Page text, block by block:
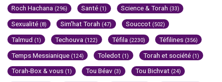
Roch Hachana (296) Santé (1) Science & Torah (33)
Sexualité (8) Sim'hat Torah (47) Souccot (502)
Talmud (1) Techouva (122) Téfila (2230) Téfilines (356)
Temps Messianique (124) Toledot (1) Torah et société (1)
Torah-Box & vous (1) Tou Béav (3) Tou Bichvat (24)